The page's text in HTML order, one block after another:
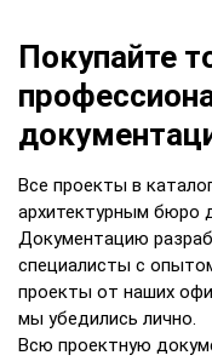
Покупайте
Все проекты в
архитектурным бюро
Документацию
специалисты с
проекты от наших
мы убедились лично.
Всю проектную